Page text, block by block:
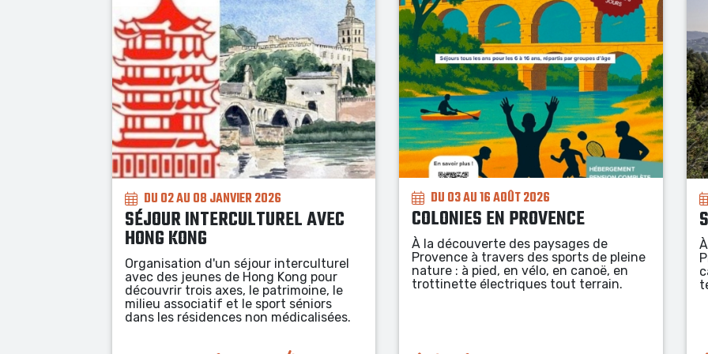
DU 03 AU 16 AOÛT 2026
COLONIES EN PROVENCE
À la découverte des paysages de
Provence à travers des sports de pleine
nature : à pied, en vélo, en canoë, en
trottinette électriques tout terrain.
DU 03 AU 14 AOÛT 2026
STAGE SPORTIF NATURE
À la découverte des paysages de
Provence en randonnée, à vélo, en
canoë, en trottinette électrique tout
terrain.